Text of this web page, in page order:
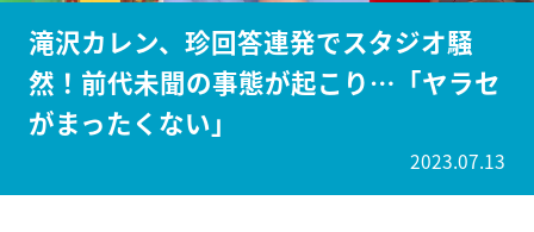
滝沢カレン、珍回答連発でスタジオ騒
然！前代未聞の事態が起こり…「ヤラセ
がまったくない」
2023.07.13